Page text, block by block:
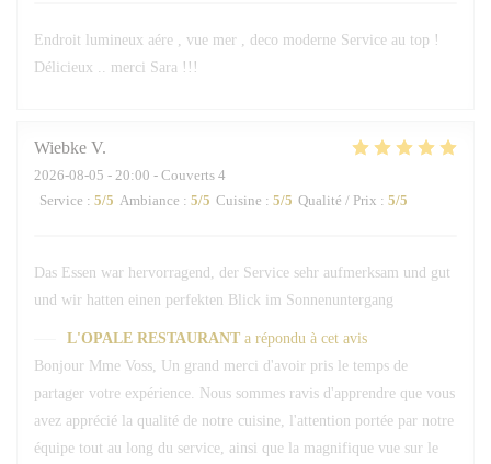
Endroit lumineux aére , vue mer , deco moderne Service au top !
Délicieux .. merci Sara !!!
Wiebke V
2026-08-05 - 20:00 - Couverts 4
Service : 5/5 Ambiance : 5/5 Cuisine : 5/5 Qualité / Prix : 5/5
Das Essen war hervorragend, der Service sehr aufmerksam und gut
und wir hatten einen perfekten Blick im Sonnenuntergang
L'OPALE RESTAURANT a répondu à cet avis
Bonjour Mme Voss, Un grand merci d'avoir pris le temps de
partager votre expérience. Nous sommes ravis d'apprendre que vous
avez apprécié la qualité de notre cuisine, l'attention portée par notre
équipe tout au long du service, ainsi que la magnifique vue sur le